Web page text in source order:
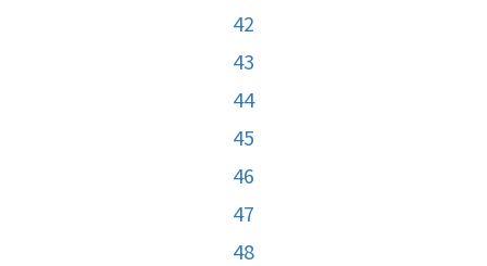
42
43
44
45
46
47
48